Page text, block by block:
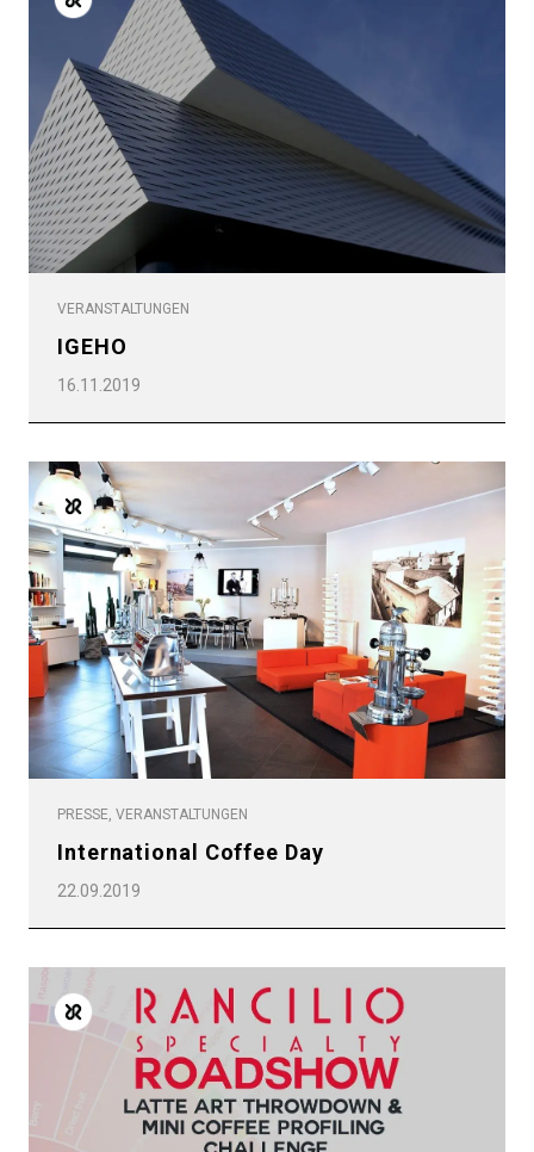
VERANSTALTUNGEN
IGEHO
16.11.2019
PRESSE, VERANSTALTUNGEN
International Coffee Day
22.09.2019